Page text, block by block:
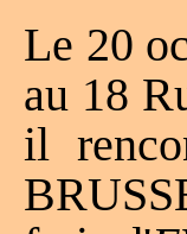
Le 20
au 18
il